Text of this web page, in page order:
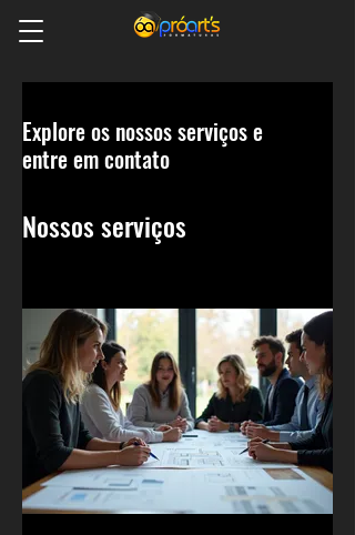
Explore os nossos serviços e
entre em contato
Nossos serviços